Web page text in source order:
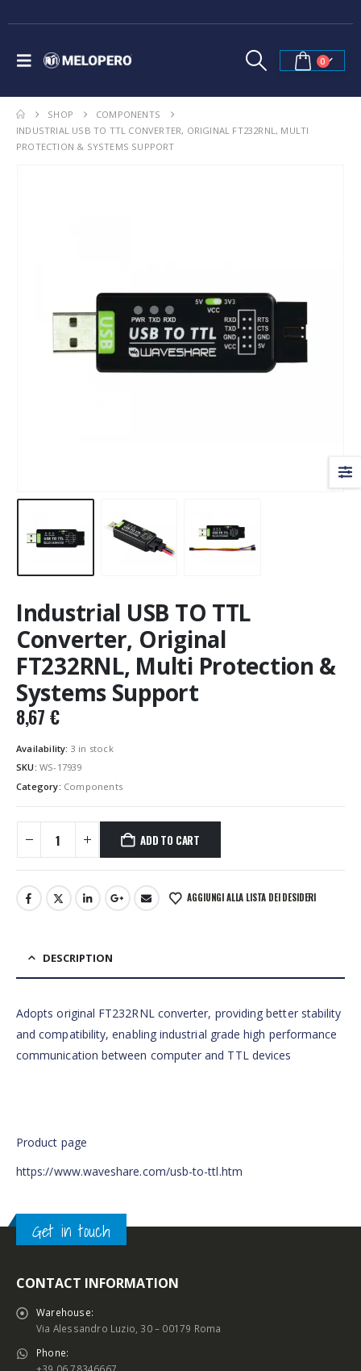
0
SHOP
COMPONENTS
INDUSTRIAL USB TO TTL CONVERTER, ORIGINAL FT232RNL, MULTI
PROTECTION & SYSTEMS SUPPORT
Industrial USB TO TTL
Converter, Original
FT232RNL, Multi Protection &
Systems Support
8,67 €
Availability: 3 in stock
SKU: WS-17939
Category: Components
ADD TO CART
AGGIUNGI ALLA LISTA DEI DESIDERI
DESCRIPTION
Adopts original FT232RNL converter, providing better stability
and compatibility, enabling industrial grade high performance
communication between computer and TTL devices
Product page
https://www.waveshare.com/usb-to-ttl.htm
Get in touch
CONTACT INFORMATION
Warehouse:
Via Alessandro Luzio, 30 – 00179 Roma
Phone: